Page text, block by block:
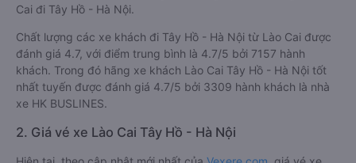
Cai đi Tây Hồ - Hà Nội.
Chất lượng các xe khách đi Tây Hồ - Hà Nội từ Lào Cai được
đánh giá 4.7, với điểm trung bình là 4.7/5 bởi 7157 hành
khách. Trong đó hãng xe khách Lào Cai Tây Hồ - Hà Nội tốt
nhất tuyến được đánh giá 4.7/5 bởi 3309 hành khách là nhà
xe HK BUSLINES.
2. Giá vé xe Lào Cai Tây Hồ - Hà Nội